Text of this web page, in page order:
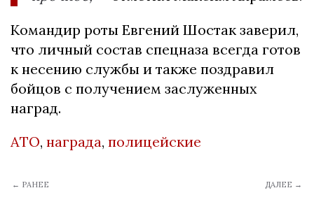
Командир роты Евгений Шостак заверил,
что личный состав спецназа всегда готов
к несению службы и также поздравил
бойцов с получением заслуженных
наград.
АТО, награда, полицейские
← РАНЕЕ ДАЛЕЕ →